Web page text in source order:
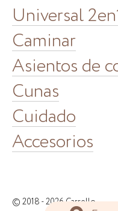
Universal
Caminar
Asientos de
Cunas
Cuidado
Accesorios
© 2018 - 2026 Carrello